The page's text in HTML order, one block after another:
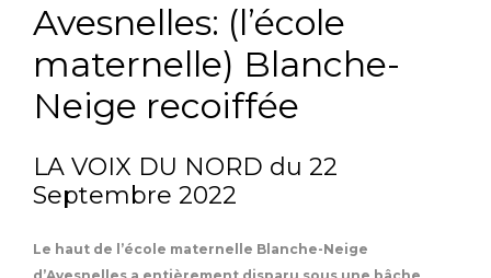
Avesnelles: (l’école
maternelle) Blanche-
Neige recoiffée
LA VOIX DU NORD du 22
Septembre 2022
Le haut de l’école maternelle Blanche-Neige